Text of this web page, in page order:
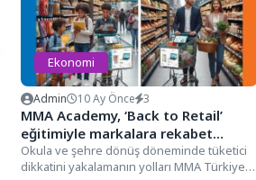
Ekonomi
Admin 10 Ay Önce 3
MMA Academy, ‘Back to Retail’
eğitimiyle markalara rekabet
avantajı sağlayan stratejileri
aktardı
Okula ve şehre dönüş döneminde tüketici
dikkatini yakalamanın yolları MMA Türkiye